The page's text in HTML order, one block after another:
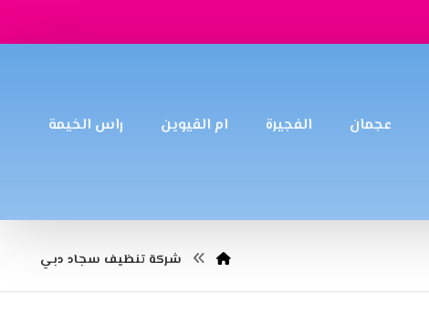
عجمان الفجيرة ام القيوين راس الخيمة
شركة تنظيف سجاد دبي